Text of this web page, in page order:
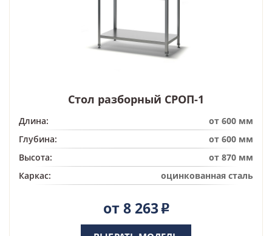
Стол разборный СРОП-1
Длина:
от 600 мм
Глубина:
от 600 мм
Высота:
от 870 мм
Каркас:
оцинкованная сталь
от 8 263Р